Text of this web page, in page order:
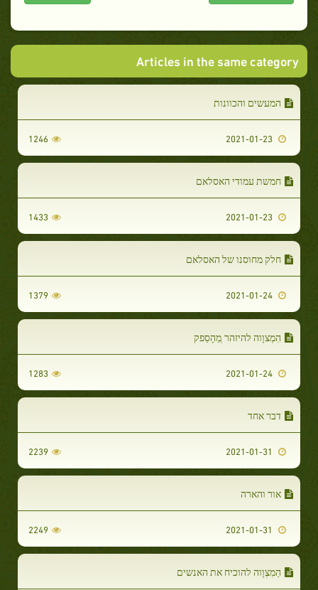
Articles in the same category
המעשים והכוונות
1246
חמשת עמודי האסלאם
1433
חלק מחוסנו של האסלאם
1379
הִמְצוָוה להיזהר ְמַהָסֵפק
1283
דבר אחד
2239
אור והארה
2249
הַמִצְוָוה להוכיח את האנשים